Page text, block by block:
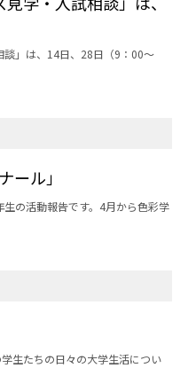
」は、14日、28日（9：00～
ール」
生の活動報告です。4月から色彩学
生たちの日々の大学生活につい